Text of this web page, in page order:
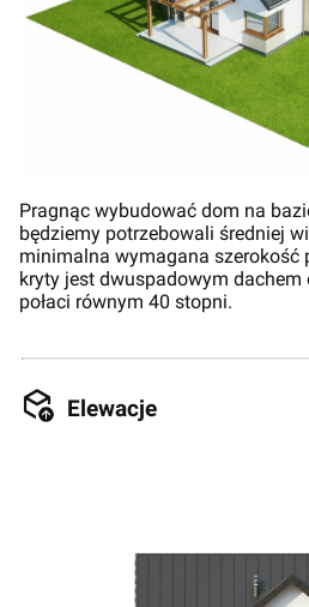
Pragnąc wybudować dom na
będziemy potrzebowali średniej
minimalna wymagana szerokość
kryty jest dwuspadowym dachem
połaci równym 40 stopni.
Elewacje